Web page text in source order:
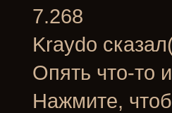
7.268
Kraydo
Опять что-то
Нажмите,